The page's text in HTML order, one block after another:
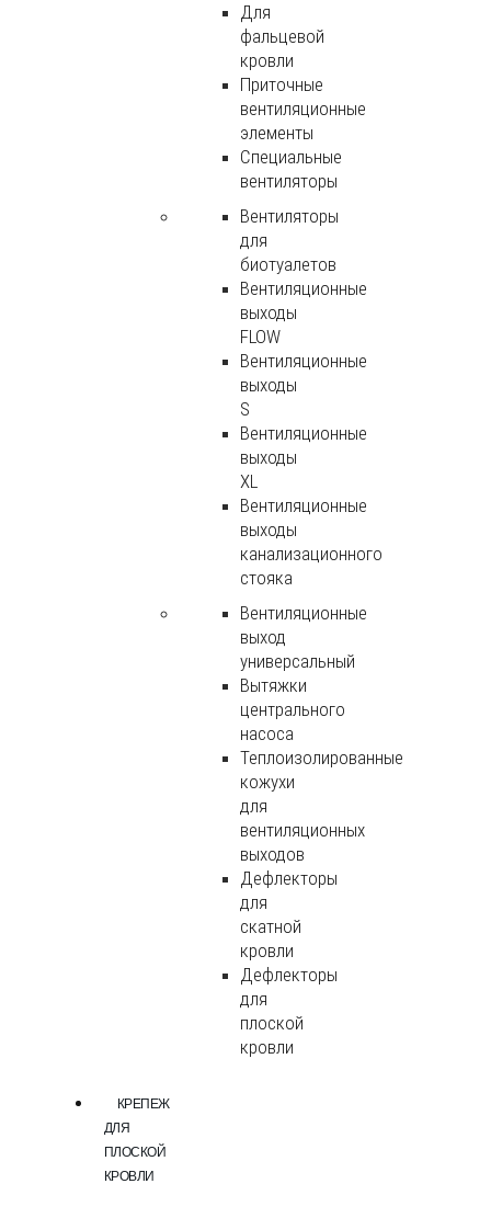
Для
фальцевой
кровли
Приточные
вентиляционные
элементы
Специальные
вентиляторы
Вентиляторы
для
биотуалетов
Вентиляционные
выходы
FLOW
Вентиляционные
выходы
S
Вентиляционные
выходы
XL
Вентиляционные
выходы
канализационного
стояка
Вентиляционные
выход
универсальный
Вытяжки
центрального
насоса
Теплоизолированные
кожухи
для
вентиляционных
выходов
Дефлекторы
для
скатной
кровли
Дефлекторы
для
плоской
кровли
КРЕПЕЖ
ДЛЯ
ПЛОСКОЙ
КРОВЛИ